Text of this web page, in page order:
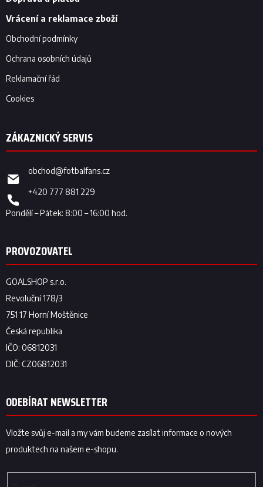
Vrácení a reklamace zboží
Obchodní podmínky
Ochrana osobních údajů
Reklamační řád
Cookies
obchod@fotbalfans.cz
+420 777 881 229
ODEBÍRAT NEWSLETTER
Vložte svůj e-mail a my vám budeme zasílat informace o nových
produktech na našem e-shopu.